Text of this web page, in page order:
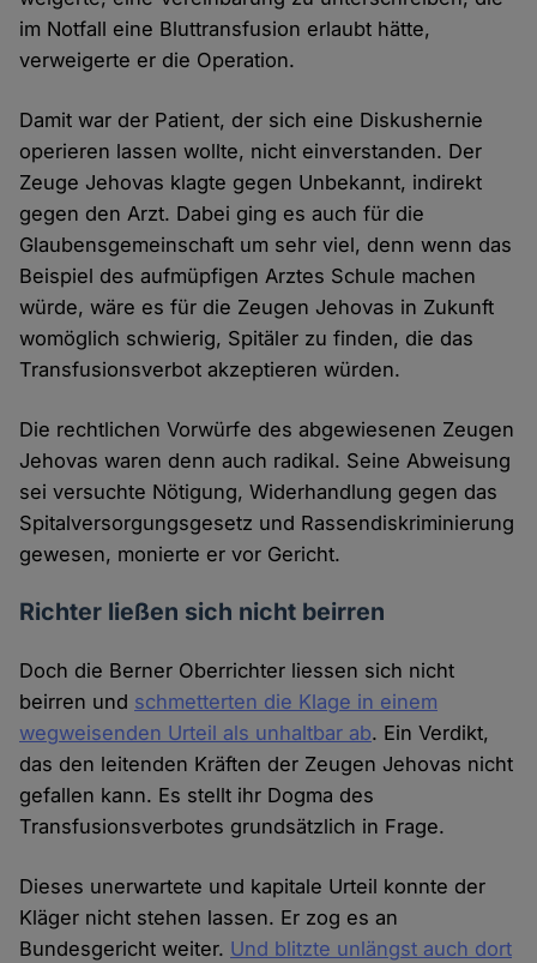
im Notfall eine Bluttransfusion erlaubt hätte,
verweigerte er die Operation.
Damit war der Patient, der sich eine Diskushernie
operieren lassen wollte, nicht einverstanden. Der
Zeuge Jehovas klagte gegen Unbekannt, indirekt
gegen den Arzt. Dabei ging es auch für die
Glaubensgemeinschaft um sehr viel, denn wenn das
Beispiel des aufmüpfigen Arztes Schule machen
würde, wäre es für die Zeugen Jehovas in Zukunft
womöglich schwierig, Spitäler zu finden, die das
Transfusionsverbot akzeptieren würden.
Die rechtlichen Vorwürfe des abgewiesenen Zeugen
Jehovas waren denn auch radikal. Seine Abweisung
sei versuchte Nötigung, Widerhandlung gegen das
Spitalversorgungsgesetz und Rassendiskriminierung
gewesen, monierte er vor Gericht.
Richter ließen sich nicht beirren
Doch die Berner Oberrichter liessen sich nicht
beirren und schmetterten die Klage in einem
wegweisenden Urteil als unhaltbar ab. Ein Verdikt,
das den leitenden Kräften der Zeugen Jehovas nicht
gefallen kann. Es stellt ihr Dogma des
Transfusionsverbotes grundsätzlich in Frage.
Dieses unerwartete und kapitale Urteil konnte der
Kläger nicht stehen lassen. Er zog es an
Bundesgericht weiter. Und blitzte unlängst auch dort